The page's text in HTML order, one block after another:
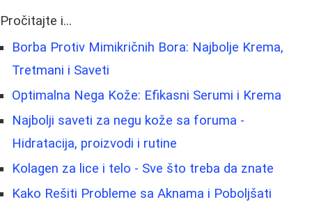
Pročitajte i...
Borba Protiv Mimikričnih Bora: Najbolje Krema,
Tretmani i Saveti
Optimalna Nega Kože: Efikasni Serumi i Krema
Najbolji saveti za negu kože sa foruma -
Hidratacija, proizvodi i rutine
Kolagen za lice i telo - Sve što treba da znate
Kako Rešiti Probleme sa Aknama i Poboljšati